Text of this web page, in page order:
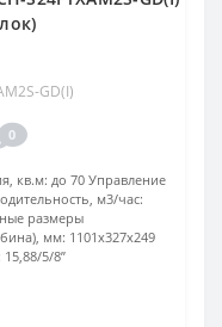
GD(I)
0
кв.м: до 70 Управление
м3/час:
размеры
мм: 1101х327х249
15,88/5/8’’